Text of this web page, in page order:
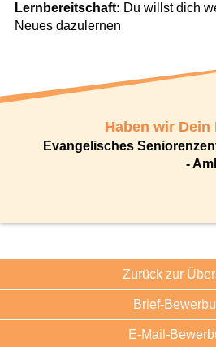
Lernbereitschaft: Du willst dich
Neues dazulernen
Haben wir
Evangelisches
-
Zurück zur
Brief-
E-Mail-